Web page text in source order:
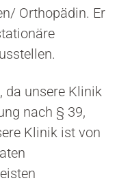
Orthopädin. Er
da unsere Klinik
nach § 39,
Klinik ist von